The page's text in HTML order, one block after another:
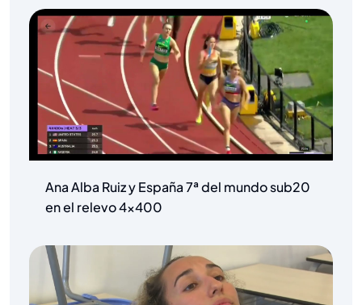
Ana Alba Ruiz y España 7ª del mundo sub20
en el relevo 4×400